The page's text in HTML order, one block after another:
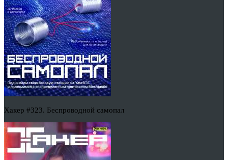
Хакер #323. Беспроводной самопал